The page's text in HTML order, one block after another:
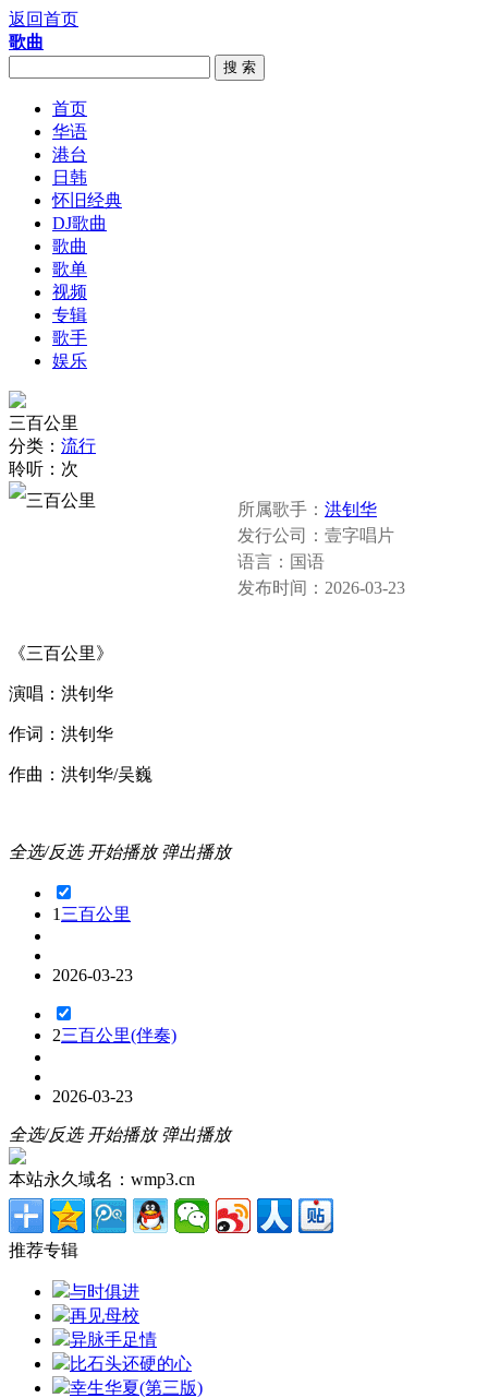
返回首页
歌曲
搜 索
首页
华语
港台
日韩
怀旧经典
DJ歌曲
歌曲
歌单
视频
专辑
歌手
娱乐
三百公里
分类： 流行
聆听： 次
所属歌手： 洪钊华
发行公司： 壹字唱片
语言： 国语
发布时间： 2026-03-23
《三百公里》
演唱：洪钊华
作词：洪钊华
作曲：洪钊华/吴巍
全选/反选 开始播放 弹出播放
1 三百公里
2026-03-23
2三百公里(伴奏)
2026-03-23
全选/反选 开始播放 弹出播放
本站永久域名：wmp3.cn
推荐专辑
与时俱进
再见母校
异脉手足情
比石头还硬的心
幸生华夏(第三版)